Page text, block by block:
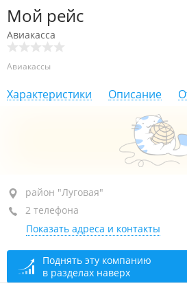
Мой рейс
Авиакасса
Авиакассы
Характеристики Описание
район "Луговая", ул. Спортивная, 2
+7 (423) 263-45-89
+7 (423) 234-52-75отдел туризма
Авиакасса закрыто, откроется в
Отдел туризма сегодня закрыто
район "Луговая"
2 телефона
Показать адреса и контакты
Поднять эту компанию
в разделах наверх